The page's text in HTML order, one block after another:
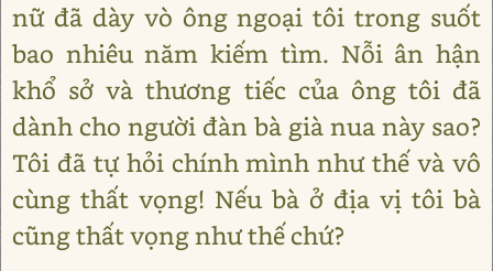
nữ đã dày vò ông ngoại tôi trong suốt
bao nhiêu năm kiếm tìm. Nỗi ân hận
khổ sở và thương tiếc của ông tôi đã
dành cho người đàn bà già nua này sao?
Tôi đã tự hỏi chính mình như thế và vô
cùng thất vọng! Nếu bà ở địa vị tôi bà
cũng thất vọng như thế chứ?